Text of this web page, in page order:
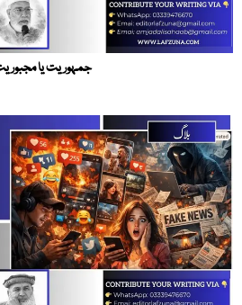
جمہوریت یا